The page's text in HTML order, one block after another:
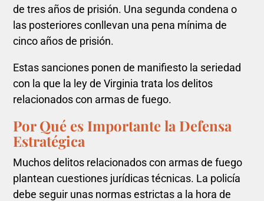
de tres años de prisión. Una segunda condena o
las posteriores conllevan una pena mínima de
cinco años de prisión.
Estas sanciones ponen de manifiesto la seriedad
con la que la ley de Virginia trata los delitos
relacionados con armas de fuego.
Por Qué es Importante la Defensa
Estratégica
Muchos delitos relacionados con armas de fuego
plantean cuestiones jurídicas técnicas. La policía
debe seguir unas normas estrictas a la hora de